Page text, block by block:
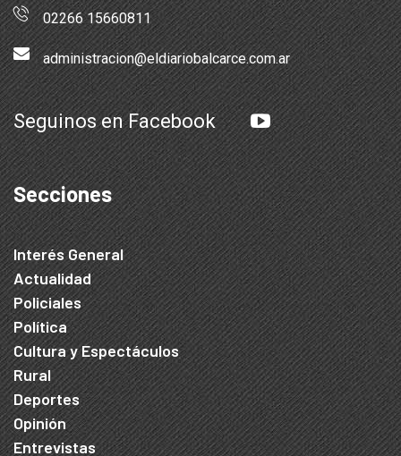
02266 15660811
administracion@eldiariobalcarce.com.ar
Seguinos en Facebook
Secciones
Interés General
Actualidad
Policiales
Política
Cultura y Espectáculos
Rural
Deportes
Opinión
Entrevistas